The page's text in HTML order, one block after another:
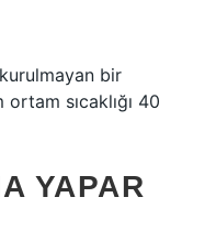
bir
sıcaklığı 40
YAPAR